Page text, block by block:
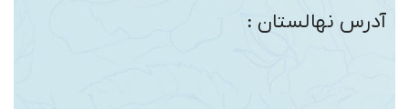
آدرس نهالستان :